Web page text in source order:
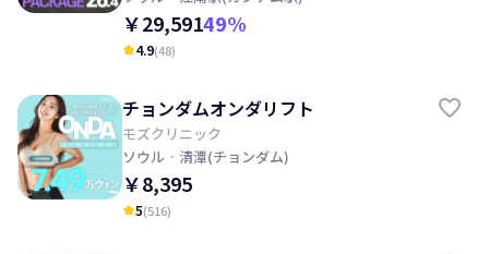
￥29,59149%
kid_star4.9(48)
チョンダムオンダリフト
モズクリニック
ソウル · 清潭(チョンダム)
￥8,395
kid_star5(516)